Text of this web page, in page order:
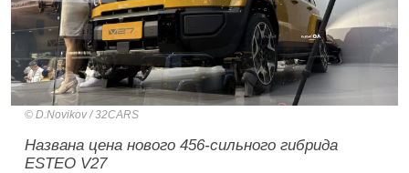
D.Novikov / 32CARS
Названа цена нового 456-сильного гибрида
ESTEO V27